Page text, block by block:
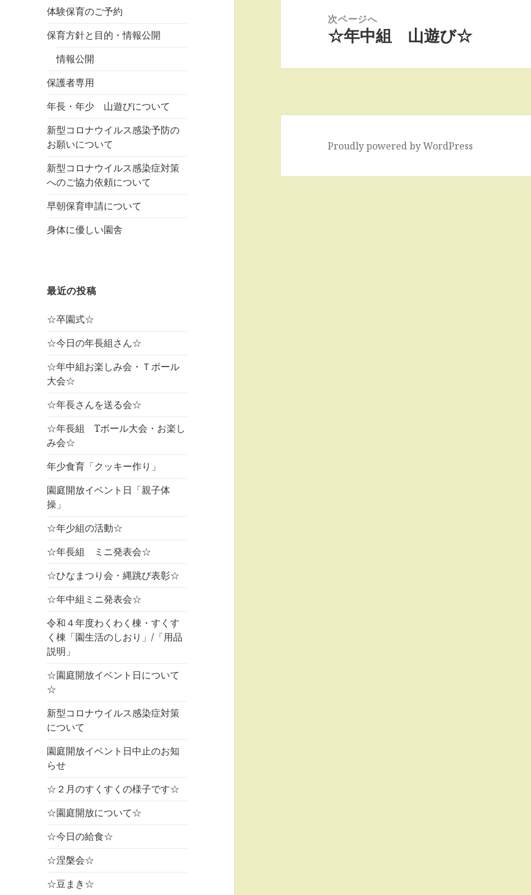
体験保育のご予約
保育方針と目的・情報公開
情報公開
保護者専用
年長・年少 山遊びについて
新型コロナウイルス感染予防の
お願いについて
新型コロナウイルス感染症対策
へのご協力依頼について
早朝保育申請について
身体に優しい園舎
最近の投稿
☆卒園式☆
☆今日の年長組さん☆
☆年中組お楽しみ会・Ｔボール
大会☆
☆年長さんを送る会☆
☆年長組 Tボール大会・お楽し
み会☆
年少食育「クッキー作り」
園庭開放イベント日「親子体
操」
☆年少組の活動☆
☆年長組 ミニ発表会☆
☆ひなまつり会・縄跳び表彰☆
☆年中組ミニ発表会☆
令和４年度わくわく棟・すくす
く棟「園生活のしおり」/「用品
説明」
☆園庭開放イベント日について
☆
新型コロナウイルス感染症対策
について
園庭開放イベント日中止のお知
らせ
☆２月のすくすくの様子です☆
☆園庭開放について☆
☆今日の給食☆
☆涅槃会☆
☆豆まき☆
次ページへ
次
投
☆年中組 山遊び☆
Proudly powered by WordPress